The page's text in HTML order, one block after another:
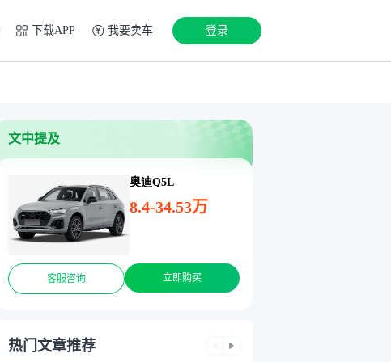
下载APP 我要卖车 登录
文中提及
奥迪Q5L
8.4-34.53万
客服咨询 立即购买
热门文章推荐